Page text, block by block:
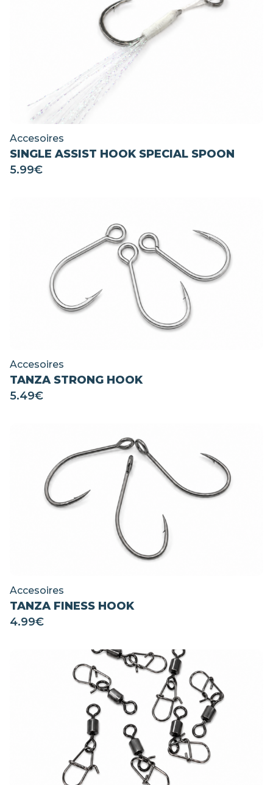
Accesoires
SINGLE ASSIST HOOK SPECIAL SPOON
5.99€
Accesoires
TANZA STRONG HOOK
5.49€
Accesoires
TANZA FINESS HOOK
4.99€